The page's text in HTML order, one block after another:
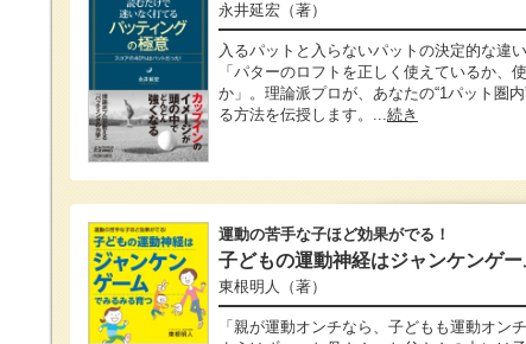
永井延宏 （著）
入るパットと入らないパットの決定的な違
「パターのロフトを正しく使えているか、
か」。理論派プロが、あなたの“1パット圏内
る方法を伝授します。...続き
運動の苦手な子ほど効果がでる！
子どもの運動神経はジャンケンゲ
東根明人 （著）
「親が運動オンチなら、子どもも運動オン